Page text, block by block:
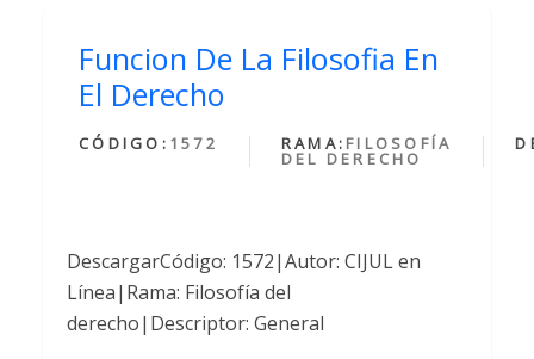
Funcion De La Filosofia En
El Derecho
CÓDIGO: 1572 RAMA: FILOSOFÍA
DEL DERECHO
DescargarCódigo: 1572|Autor: CIJUL en
Línea|Rama: Filosofía del
derecho|Descriptor: General